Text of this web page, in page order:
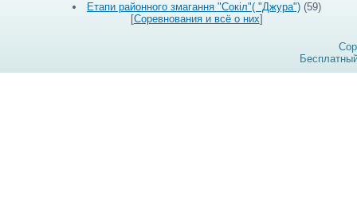
Етапи районного змагання "Сокіл"( "Джура") (59)
[Соревнования и всё о них]